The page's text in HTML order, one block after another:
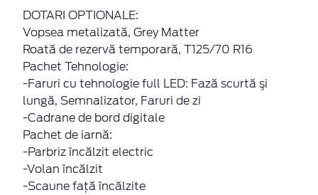
DOTARI OPTIONALE:
Vopsea metalizată, Grey Matter
Roată de rezervă temporară, T125/70 R16
Pachet Tehnologie:
-Faruri cu tehnologie full LED: Fază scurtă şi
lungă, Semnalizator, Faruri de zi
-Cadrane de bord digitale
Pachet de iarnă:
-Parbriz încălzit electric
-Volan încălzit
-Scaune faţă încălzite